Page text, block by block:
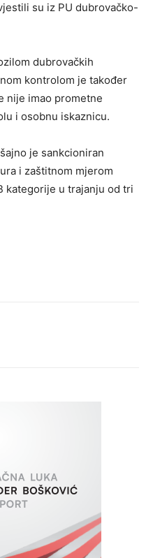
su iz PU dubrovačko-
dubrovačkih
kontrolom je također
nije imao prometne
i osobnu iskaznicu.
je sankcioniran
i zaštitnom mjerom
kategorije u trajanju od tri